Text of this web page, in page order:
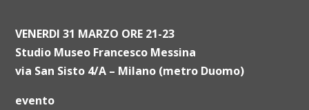
VENERDI 31 MARZO ORE 21-23
Studio Museo Francesco Messina
via San Sisto 4/A – Milano (metro Duomo)
evento